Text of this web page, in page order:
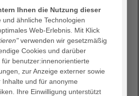
(gleichzeitige Einnahme zahlreicher
Ihnen die Nutzung dieser
und ähnliche Technologien
Web-Erlebnis. Mit Klick
verwenden wir gesetzmäßig
Cookies und darüber
für benutzer:innenorientierte
zur Anzeige externer sowie
Inhalte und für anonyme
Ihre Einwilligung unterstützt